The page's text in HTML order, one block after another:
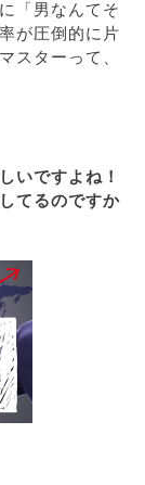
「男なんてそ
が圧倒的に片
スターって、
いですよね！
てるのですか